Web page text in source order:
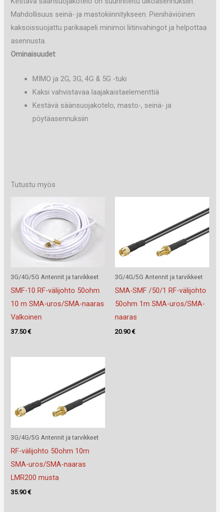
Mahdollisuus seinä- ja mastokiinnitykseen. Pienihäviöinen
kaksoissuojattu parikaapeli minimoi liitinvahingot ja helpottaa
asennusta.
Ominaisuudet:
MIMO ja 2G, 3G, 4G & 5G -tuki
Kaksi vahvistavaa laajakaistaelementtiä
Kestävä säänsuojakotelo, masto-, seinä- ja
pöytäasennuksiin
Tutustu myös
3G/4G/5G Antennit ja tarvikkeet
SMF-10 RF-välijohto 50ohm
10 m SMA-uros/SMA-naaras
Valkoinen
37.50€
3G/4G/5G Antennit ja tarvikkeet
SMA-SMF /50/1 RF-välijohto
50ohm 1m SMA-uros/SMA-
naaras
20.90€
3G/4G/5G Antennit ja tarvikkeet
RF-välijohto 50ohm 10m
SMA-uros/SMA-naaras
LMR200 musta
35.90€